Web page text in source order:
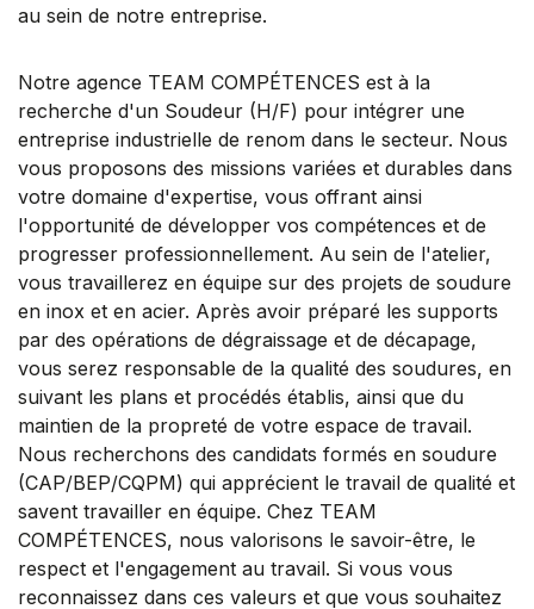
au sein de notre entreprise.
Notre agence TEAM COMPÉTENCES est à la
recherche d'un Soudeur (H/F) pour intégrer une
entreprise industrielle de renom dans le secteur. Nous
vous proposons des missions variées et durables dans
votre domaine d'expertise, vous offrant ainsi
l'opportunité de développer vos compétences et de
progresser professionnellement. Au sein de l'atelier,
vous travaillerez en équipe sur des projets de soudure
en inox et en acier. Après avoir préparé les supports
par des opérations de dégraissage et de décapage,
vous serez responsable de la qualité des soudures, en
suivant les plans et procédés établis, ainsi que du
maintien de la propreté de votre espace de travail.
Nous recherchons des candidats formés en soudure
(CAP/BEP/CQPM) qui apprécient le travail de qualité et
savent travailler en équipe. Chez TEAM
COMPÉTENCES, nous valorisons le savoir-être, le
respect et l'engagement au travail. Si vous vous
reconnaissez dans ces valeurs et que vous souhaitez